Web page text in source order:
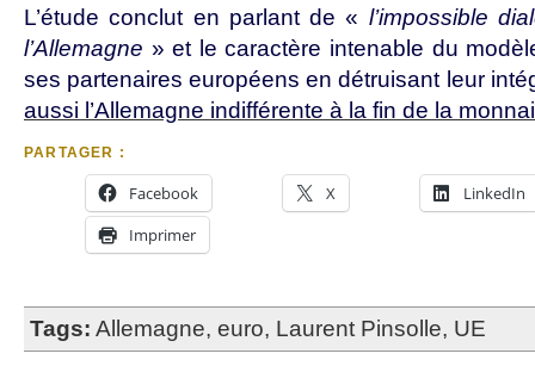
L’étude conclut en parlant de « l’impossible
l’Allemagne » et le caractère intenable du
ses partenaires européens en détruisant leur
aussi l’Allemagne indifférente à la fin de la
PARTAGER :
Facebook X
LinkedIn
Imprimer
Tags: Allemagne, euro, Laurent Pinsolle, UE